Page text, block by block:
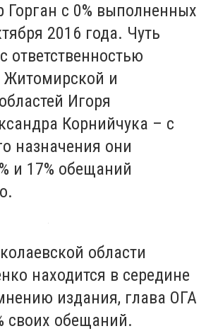
Горган с 0% выполненных
2016 года. Чуть
ответственностью
Житомирской и
Игоря
Корнийчука – с
назначения они
и 17% обещаний
области
находится в середине
издания, глава ОГА
своих обещаний.